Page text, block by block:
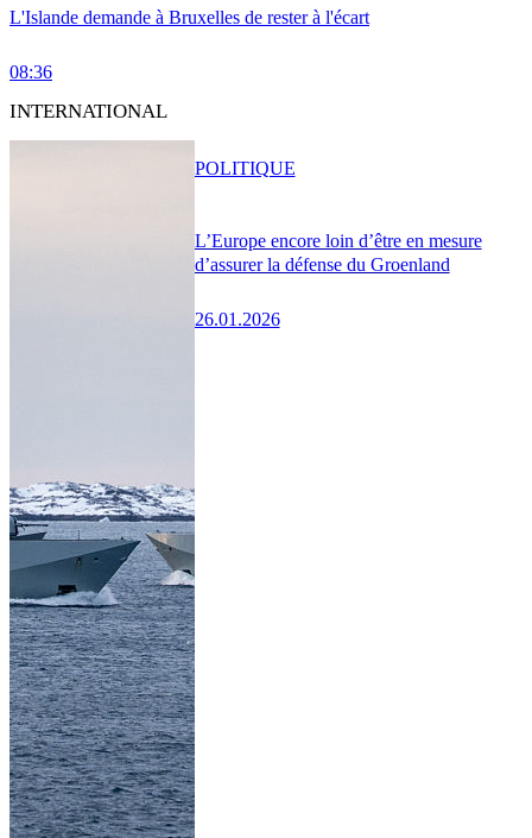
L'Islande demande à Bruxelles de rester à l'écart
08:36
INTERNATIONAL
L’Europe encore loin d’être en mesure
d’assurer la défense du Groenland
26.01.2026
POLITIQUE